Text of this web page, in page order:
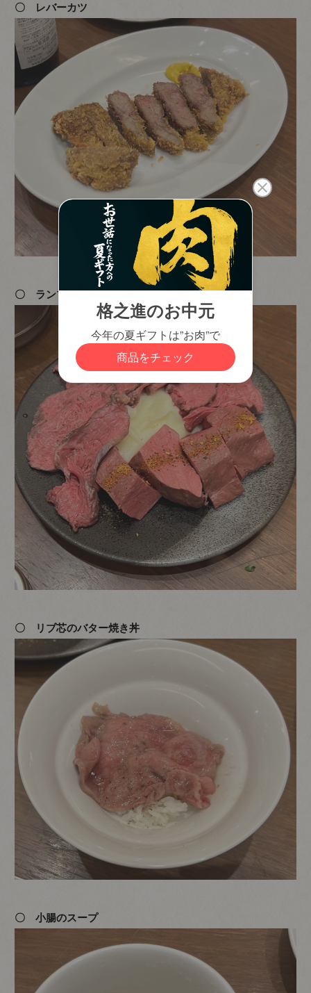
〇 レバーカツ
〇 ランプとハツの低温調理
〇 リブ芯のバター焼き丼
〇 小腸のスープ